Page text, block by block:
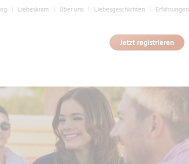
Liebeskram Über uns Liebesgeschichten Erfahrungen
Jetzt registrieren